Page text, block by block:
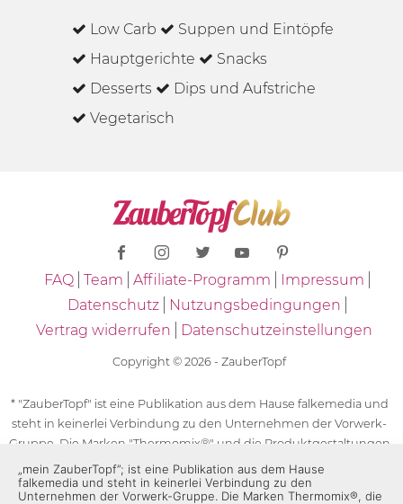
Low Carb
Suppen und Eintöpfe
Hauptgerichte
Snacks
Desserts
Dips und Aufstriche
Vegetarisch
FAQ Team Affiliate-Programm
Impressum
Datenschutz
Nutzungsbedingungen
Vertrag widerrufen
Datenschutzeinstellungen
Copyright © 2026 - ZauberTopf
* "ZauberTopf" ist eine Publikation aus dem Hause falkemedia und
steht in keinerlei Verbindung zu den Unternehmen der Vorwerk-
Gruppe. Die Marken "Thermomix®" und die Produktgestaltungen
des "Thermomix®" sind eingetragene Marken der Unternehmen
der Vorwerk-Gruppe. Die Marken Thermomix®, die Zeichen TM5®,
„mein ZauberTopf”; ist eine Publikation aus dem Hause
falkemedia und steht in keinerlei Verbindung zu den
Unternehmen der Vorwerk-Gruppe. Die Marken Thermomix®, die